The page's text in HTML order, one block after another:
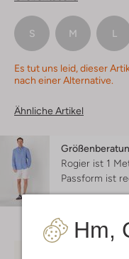
Hm,
S M L
Es tut uns leid, dieser
nach einer Alternative.
Ähnliche Artikel
Rogier ist 1
Passform ist